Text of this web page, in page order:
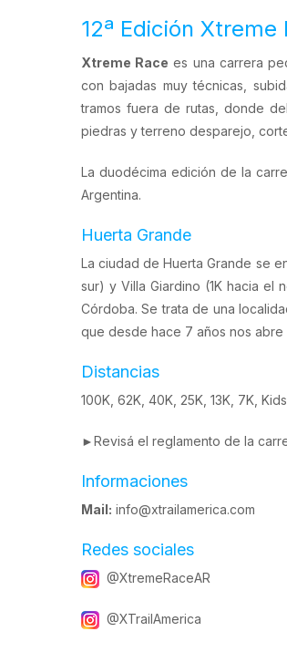
12ª Edición Xtreme
Xtreme Race es una carrera
con bajadas muy técnicas,
tramos fuera de rutas, donde
piedras y terreno desparejo,
La duodécima edición de la
Argentina.
Huerta Grande
La ciudad de Huerta Grande se
sur) y Villa Giardino (1K hacia el
Córdoba. Se trata de una
que desde hace 7 años nos abre
Distancias
100K, 62K, 40K, 25K, 13K, 7K, Kids
►Revisá el reglamento de la
Informaciones
Mail: info@xtrailamerica.com
Redes sociales
@XtremeRaceAR
@XTrailAmerica